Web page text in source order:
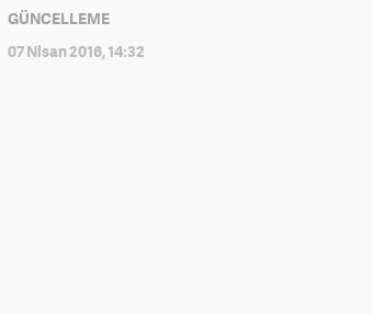
GÜNCELLEME
07 Nisan 2016, 14:32